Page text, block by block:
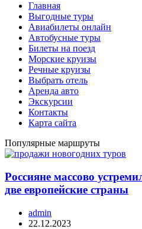
Главная
Выгодные туры
Авиабилеты онлайн
Автобусные туры
Билеты на поезд
Морские круизы
Речные круизы
Выбрать отель
Аренда авто
Экскурсии
Контакты
Карта сайта
Популярные маршруты
Россияне массово
две европейские страны
admin
22.12.2023